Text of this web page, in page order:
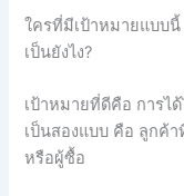
ใครที่มีเป้าหมายแบบ
เป็นยังไง?
เป้าหมายที่ดีคือ การไ
เป็นสองแบบ คือ ลูกค้
หรือผู้ซื้อ